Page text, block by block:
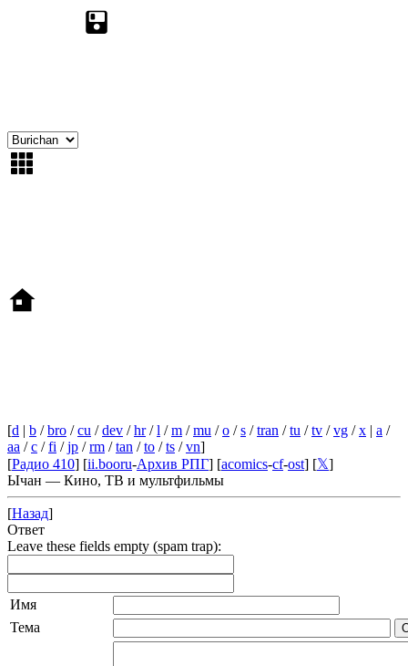
[d | b /bro /cu /dev /hr/l /m /mu /o /s /tran /tu /tv /vg /x | a /
aa /c /fi /jp /rm /tan /to /ts /vn]
[Радио 410] [ii.booru-Архив РПГ] [acomics-cf-ost] [𝕏]
Ычан — Кино, ТВ и мультфильмы
[Назад]
Ответ
Leave these fields empty (spam trap):
Имя
Тема